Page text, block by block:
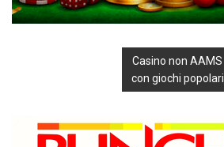
Casino non AAMS
con giochi popolari